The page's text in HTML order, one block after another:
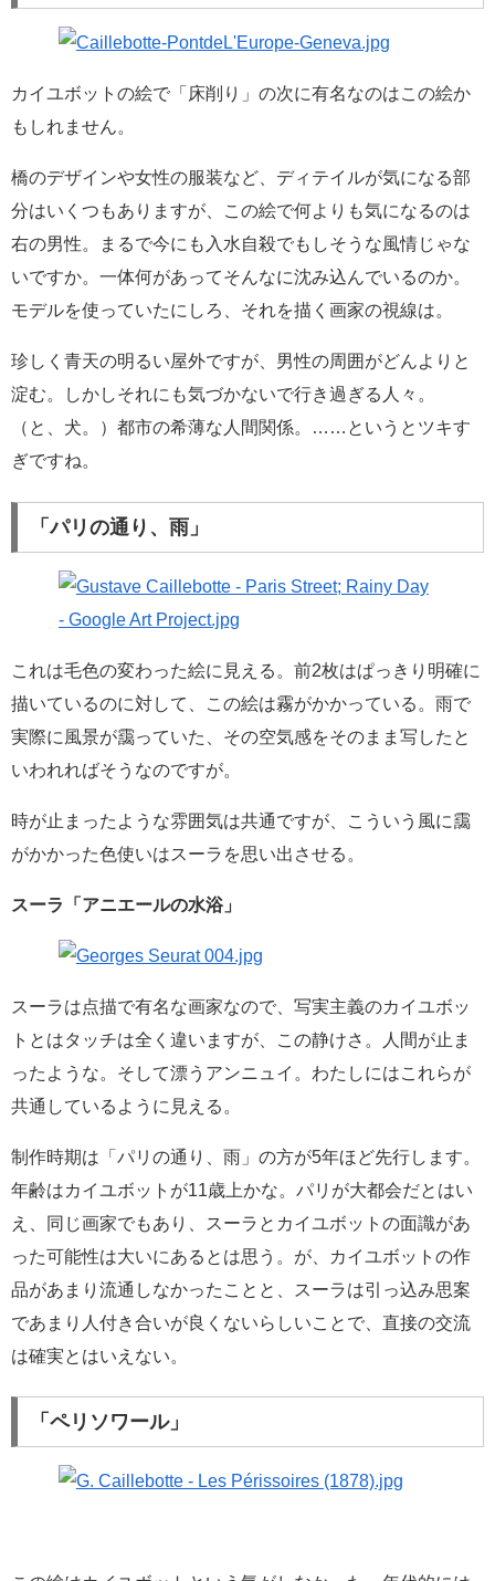
カイユボットの絵で「床削り」の次に有名なのはこの絵か
もしれません。
橋のデザインや女性の服装など、ディテイルが気になる部
分はいくつもありますが、この絵で何よりも気になるのは
右の男性。まるで今にも入水自殺でもしそうな風情じゃな
いですか。一体何があってそんなに沈み込んでいるのか。
モデルを使っていたにしろ、それを描く画家の視線は。
珍しく青天の明るい屋外ですが、男性の周囲がどんよりと
淀む。しかしそれにも気づかないで行き過ぎる人々。
（と、犬。）都市の希薄な人間関係。……というとツキす
ぎですね。
「パリの通り、雨」
これは毛色の変わった絵に見える。前2枚はぱっきり明確に
描いているのに対して、この絵は霧がかかっている。雨で
実際に風景が靄っていた、その空気感をそのまま写したと
いわれればそうなのですが。
時が止まったような雰囲気は共通ですが、こういう風に靄
がかかった色使いはスーラを思い出させる。
スーラ「アニエールの水浴」
スーラは点描で有名な画家なので、写実主義のカイユボッ
トとはタッチは全く違いますが、この静けさ。人間が止ま
ったような。そして漂うアンニュイ。わたしにはこれらが
共通しているように見える。
制作時期は「パリの通り、雨」の方が5年ほど先行します。
年齢はカイユボットが11歳上かな。パリが大都会だとはい
え、同じ画家でもあり、スーラとカイユボットの面識があ
った可能性は大いにあるとは思う。が、カイユボットの作
品があまり流通しなかったことと、スーラは引っ込み思案
であまり人付き合いが良くないらしいことで、直接の交流
は確実とはいえない。
「ペリソワール」